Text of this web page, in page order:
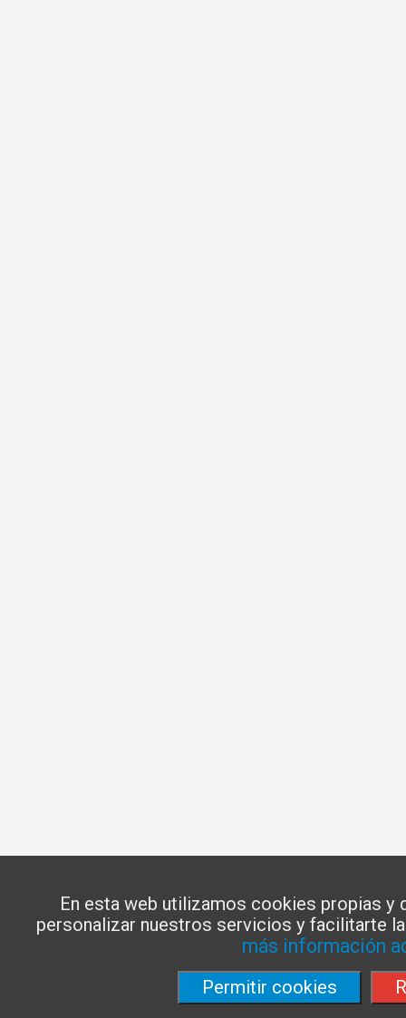
En esta web utilizamos cookies propias y
personalizar nuestros servicios y facilitarte
más información
Permitir cookies